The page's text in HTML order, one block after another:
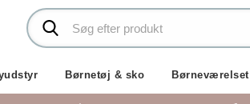
Børnetøj & sko Børneværelset